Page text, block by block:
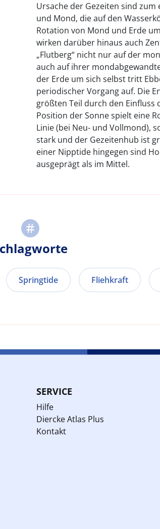
Ursache der Gezeiten sind
und Mond, die auf den
Rotation von Mond und Erde
wirken darüber hinaus auch
„Flutberg“ nicht nur auf der
auch auf ihrer
der Erde um sich selbst tritt
periodischer Vorgang auf. Die
größten Teil durch den Einfluss
Position der Sonne spielt eine
Linie (bei Neu- und Vollmond),
stark und der Gezeitenhub ist
einer Nipptide hingegen sind
ausgeprägt als im Mittel.
Springtide Fliehkraft
SERVICE
Hilfe
Diercke Atlas Plus
Kontakt